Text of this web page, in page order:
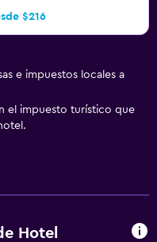
$216
e impuestos locales a
el impuesto turístico que
Hotel